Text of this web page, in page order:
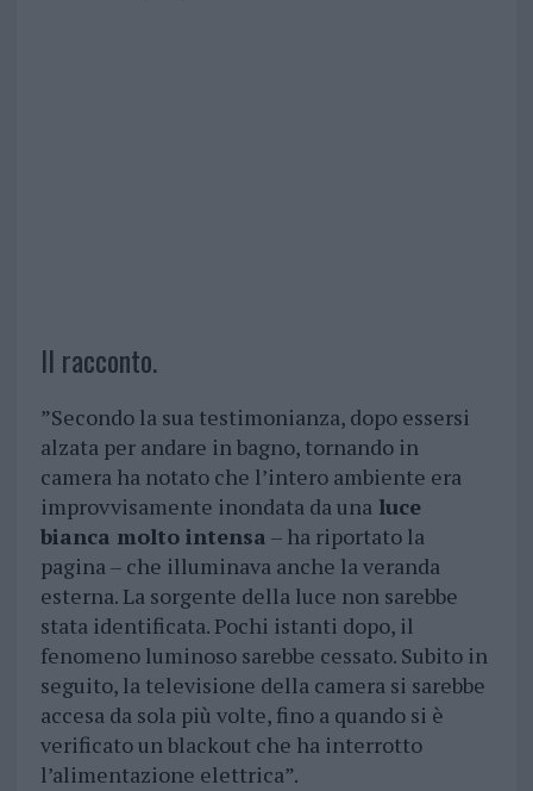
Il racconto.
”Secondo la sua testimonianza, dopo essersi
alzata per andare in bagno, tornando in
camera ha notato che l’intero ambiente era
improvvisamente inondata da unaluce
bianca molto intensa – ha riportato la
pagina – che illuminava anche la veranda
esterna. La sorgente della luce non sarebbe
stata identificata. Pochi istanti dopo, il
fenomeno luminoso sarebbe cessato. Subito in
seguito, la televisione della camera si sarebbe
accesa da sola più volte, fino a quando si è
verificato un blackout che ha interrotto
l’alimentazione elettrica”.